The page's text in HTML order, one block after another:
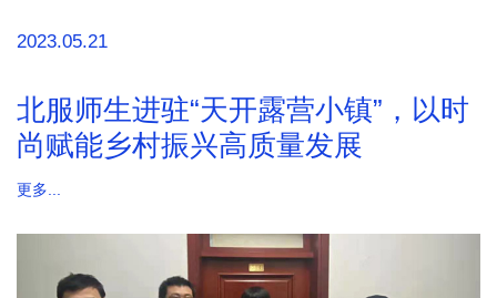
2023.05.21
北服师生进驻“天开露营小镇”，以时
尚赋能乡村振兴高质量发展
更多...